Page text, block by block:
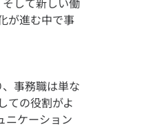
が進む中で事
事務職は単な
ての役割がよ
ニケーション